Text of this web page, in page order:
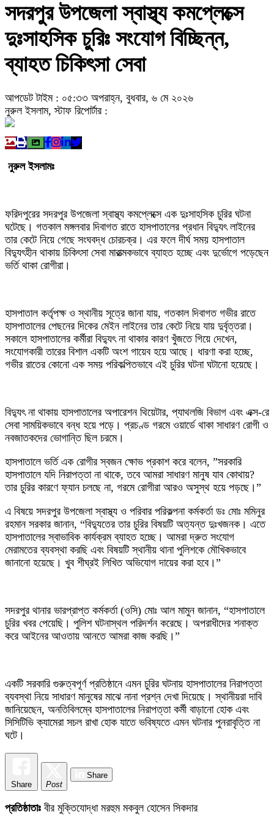
সদরপুর উপজেলা স্বাস্থ্য কমপ্লেক্সে
দুঃসাহসিক চুরিঃ সংযোগ বিচ্ছিন্ন,
ব্যাহত চিকিৎসা সেবা
আপডেট টাইম : ০৫:৩৩ অপরাহ্ন, বুধবার, ৬ মে ২০২৬
নুরুল ইসলাম, স্টাফ রিপোর্টার :
নুরুল ইসলামঃ
​ফরিদপুরের সদরপুর উপজেলা স্বাস্থ্য কমপ্লেক্সে এক দুঃসাহসিক চুরির ঘটনা
ঘটেছে। গতকাল মঙ্গলবার দিবাগত রাতে হাসপাতালের প্রধান বিদ্যুৎ লাইনের
তার কেটে নিয়ে গেছে সংঘবদ্ধ চোরচক্র। এর ফলে দীর্ঘ সময় হাসপাতাল
বিদ্যুৎহীন থাকায় চিকিৎসা সেবা মারাত্মকভাবে ব্যাহত হচ্ছে এবং দুর্ভোগে পড়েছেন
ভর্তি থাকা রোগীরা।
​হাসপাতাল কর্তৃপক্ষ ও স্থানীয় সূত্রে জানা যায়, গতকাল দিবাগত গভীর রাতে
হাসপাতালের পেছনের দিকের মেইন লাইনের তার কেটে নিয়ে যায় দুর্বৃত্তরা।
সকালে হাসপাতালের কর্মীরা বিদ্যুৎ না থাকার কারণ খুঁজতে গিয়ে দেখেন,
সংযোগকারী তারের বিশাল একটি অংশ গায়েব হয়ে আছে। ধারণা করা হচ্ছে,
গভীর রাতের কোনো এক সময় পরিকল্পিতভাবে এই চুরির ঘটনা ঘটানো হয়েছে।
​বিদ্যুৎ না থাকায় হাসপাতালের অপারেশন থিয়েটার, প্যাথলজি বিভাগ এবং এক্স-রে
সেবা সাময়িকভাবে বন্ধ হয়ে পড়ে। প্রচণ্ড গরমে ওয়ার্ডে থাকা সাধারণ রোগী ও
নবজাতকদের ভোগান্তি ছিল চরমে।
​হাসপাতালে ভর্তি এক রোগীর স্বজন ক্ষোভ প্রকাশ করে বলেন, ​”সরকারি
হাসপাতালে যদি নিরাপত্তা না থাকে, তবে আমরা সাধারণ মানুষ যাব কোথায়?
তার চুরির কারণে ফ্যান চলছে না, গরমে রোগীরা আরও অসুস্থ হয়ে পড়ছে।”
​এ বিষয়ে সদরপুর উপজেলা স্বাস্থ্য ও পরিবার পরিকল্পনা কর্মকর্তা ডঃ মোঃ মমিনুর
রহমান সরকার জানান, “বিদ্যুতের তার চুরির বিষয়টি অত্যন্ত দুঃখজনক। এতে
হাসপাতালের স্বাভাবিক কার্যক্রম ব্যাহত হচ্ছে। আমরা দ্রুত সংযোগ
মেরামতের ব্যবস্থা করছি এবং বিষয়টি স্থানীয় থানা পুলিশকে মৌখিকভাবে
জানানো হয়েছে। খুব শীঘ্রই লিখিত অভিযোগ দায়ের করা হবে।”
​সদরপুর থানার ভারপ্রাপ্ত কর্মকর্তা (ওসি) মোঃ আল মামুন জানান, “হাসপাতালে
চুরির খবর পেয়েছি। পুলিশ ঘটনাস্থল পরিদর্শন করেছে। অপরাধীদের শনাক্ত
করে আইনের আওতায় আনতে আমরা কাজ করছি।”
​একটি সরকারি গুরুত্বপূর্ণ প্রতিষ্ঠানে এমন চুরির ঘটনায় হাসপাতালের নিরাপত্তা
ব্যবস্থা নিয়ে সাধারণ মানুষের মাঝে নানা প্রশ্ন দেখা দিয়েছে। স্থানীয়রা দাবি
জানিয়েছেন, অনতিবিলম্বে হাসপাতালের নিরাপত্তা কর্মী বাড়ানো হোক এবং
সিসিটিভি ক্যামেরা সচল রাখা হোক যাতে ভবিষ্যতে এমন ঘটনার পুনরাবৃত্তি না
ঘটে।
Share Post
Share
প্রতিষ্ঠাতাঃ বীর মুক্তিযোদ্ধা মরহুম মকবুল হোসেন সিকদার